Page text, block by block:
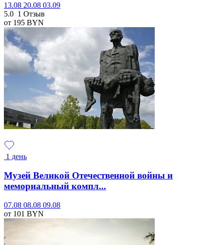
13.08 20.08 03.09
5.0 1 Отзыв
от 195 BYN
1 день
Музей Великой Отечественной войны и
мемориальный компл...
07.08 08.08 09.08
от 101 BYN